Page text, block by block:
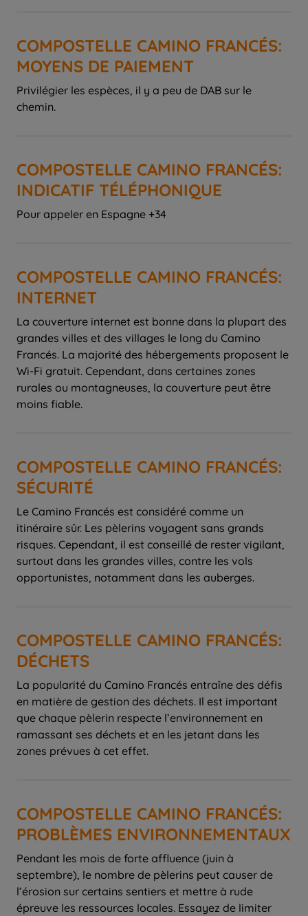
COMPOSTELLE CAMINO FRANCÉS:
MOYENS DE PAIEMENT
Privilégier les espèces, il y a peu de DAB sur le
chemin.
COMPOSTELLE CAMINO FRANCÉS:
INDICATIF TÉLÉPHONIQUE
Pour appeler en Espagne +34
COMPOSTELLE CAMINO FRANCÉS:
INTERNET
La couverture internet est bonne dans la plupart des
grandes villes et des villages le long du Camino
Francés. La majorité des hébergements proposent le
Wi-Fi gratuit. Cependant, dans certaines zones
rurales ou montagneuses, la couverture peut être
moins fiable.
COMPOSTELLE CAMINO FRANCÉS:
SÉCURITÉ
Le Camino Francés est considéré comme un
itinéraire sûr. Les pèlerins voyagent sans grands
risques. Cependant, il est conseillé de rester vigilant,
surtout dans les grandes villes, contre les vols
opportunistes, notamment dans les auberges.
COMPOSTELLE CAMINO FRANCÉS:
DÉCHETS
La popularité du Camino Francés entraîne des défis
en matière de gestion des déchets. Il est important
que chaque pèlerin respecte l’environnement en
ramassant ses déchets et en les jetant dans les
zones prévues à cet effet.
COMPOSTELLE CAMINO FRANCÉS:
PROBLÈMES ENVIRONNEMENTAUX
Pendant les mois de forte affluence (juin à
septembre), le nombre de pèlerins peut causer de
l’érosion sur certains sentiers et mettre à rude
épreuve les ressources locales. Essayez de limiter